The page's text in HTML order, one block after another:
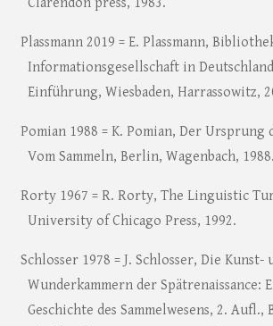
Clarendon press, 1983.
Plassmann 2019 = E. Plassmann,
Informationsgesellschaft in
Einführung, Wiesbaden, Harrassowitz,
Pomian 1988 = K. Pomian, Der Ursprung
Vom Sammeln, Berlin, Wagenbach, 1988.
Rorty 1967 = R. Rorty, The Linguistic
University of Chicago Press, 1992.
Schlosser 1978 = J. Schlosser, Die Kunst-
Wunderkammern der Spätrenaissance:
Geschichte des Sammelwesens, 2. Aufl.,